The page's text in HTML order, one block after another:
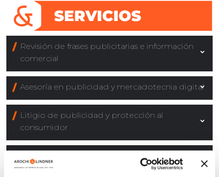
Revisión de frases publicitarias e información
comercial
Asesoría en publicidad y mercadotecnia digital
Litigio de publicidad y protección al
consumidor
Asesoría en privacidad de datos personales